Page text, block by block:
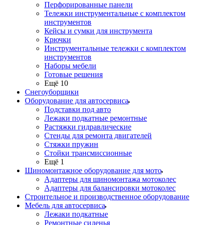
Перфорированные панели
Тележки инструментальные с комплектом
инструментов
Кейсы и сумки для инструмента
Крючки
Инструментальные тележки с комплектом
инструментов
Наборы мебели
Готовые решения
Ещё 10
Снегоуборщики
Оборудование для автосервиса
Подставки под авто
Лежаки подкатные ремонтные
Растяжки гидравлические
Стенды для ремонта двигателей
Стяжки пружин
Стойки трансмиссионные
Ещё 1
Шиномонтажное оборудование для мото
Адаптеры для шиномонтажа мотоколес
Адаптеры для балансировки мотоколес
Строительное и производственное оборудование
Мебель для автосервиса
Лежаки подкатные
Ремонтные сиденья